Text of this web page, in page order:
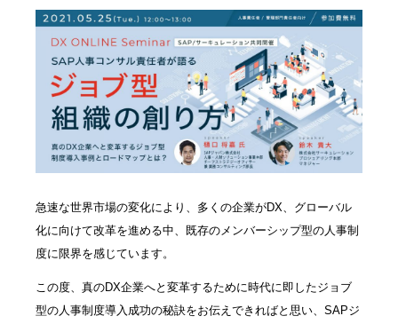
急速な世界市場の変化により、多くの企業がDX、グローバル
化に向けて改革を進める中、既存のメンバーシップ型の人事制
度に限界を感じています。
この度、真のDX企業へと変革するために時代に即したジョブ
型の人事制度導入成功の秘訣をお伝えできればと思い、SAPジ